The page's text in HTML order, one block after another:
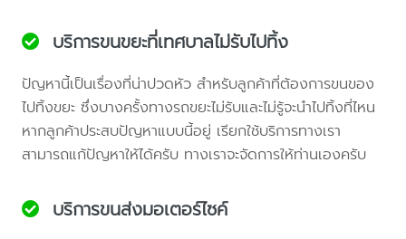
บริการขนขยะที่เทศบาลไม่รับไปทิ้ง
ปัญหานี้เป็นเรื่องที่น่าปวดหัว สำหรับลูกค้าที่ต้องการขนของ
ไปทิ้งขยะ ซึ่งบางครั้งทางรถขยะไม่รับและไม่รู้จะนำไปทิ้งที่ไหน
หากลูกค้าประสบปัญหาแบบนี้อยู่ เรียกใช้บริการทางเรา
สามารถแก้ปัญหาให้ได้ครับ ทางเราจะจัดการให้ท่านเองครับ
บริการขนส่งมอเตอร์ไซค์